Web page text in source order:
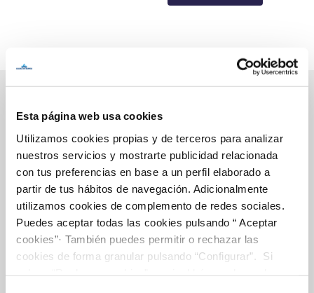
Esta página web usa cookies
Utilizamos cookies propias y de terceros para analizar
nuestros servicios y mostrarte publicidad relacionada
con tus preferencias en base a un perfil elaborado a
partir de tus hábitos de navegación. Adicionalmente
utilizamos cookies de complemento de redes sociales.
Puedes aceptar todas las cookies pulsando “ Aceptar
cookies”· También puedes permitir o rechazar las
cookies de forma granular pulsando “Configurar”. Si
Inicio
Gestiones Online
FACTURAS, PAGOS Y CONSUMOS